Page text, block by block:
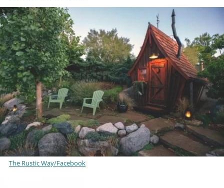
The Rustic Way/Facebook